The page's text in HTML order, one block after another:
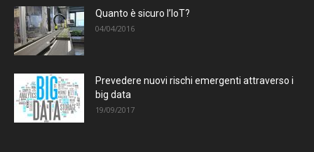
Quanto è sicuro l’IoT?
04/04/2016
Prevedere nuovi rischi emergenti attraverso i
big data
19/09/2017